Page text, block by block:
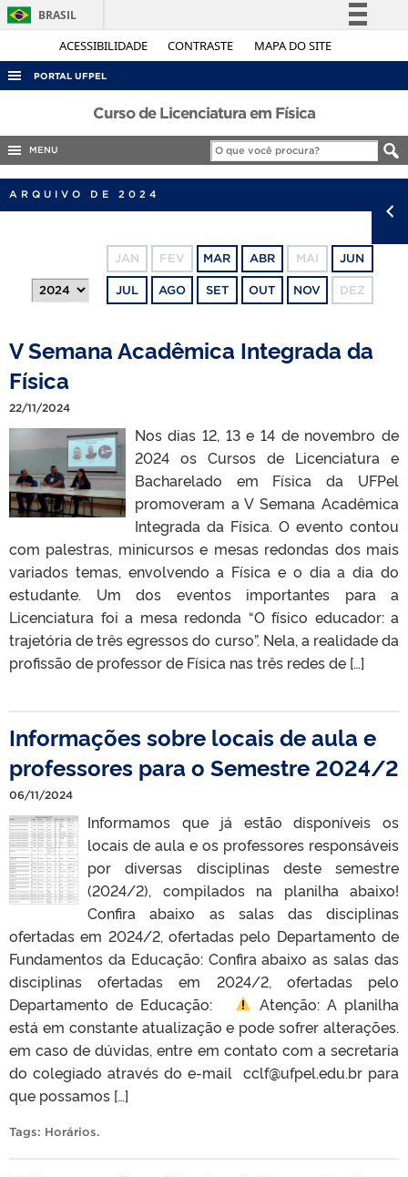
ACESSIBILIDADE CONTRASTE MAPA DO SITE
BRASIL
Simplifique!
Legislação
Canais
PORTAL UFPEL
ACESSO À INFORMAÇÃO
AUDITORIA
CONCURSOS
OUVIDORIA
TELEFONES
Curso de Licenciatura em Física
MENU
ARQUIVO DE 2024
JAN FEV MAR ABR MAI JUN
JUL AGO SET OUT NOV DEZ
V Semana Acadêmica Integrada da
Física
22/11/2024
Nos dias 12, 13 e 14 de novembro de
2024 os Cursos de Licenciatura e
Bacharelado em Física da UFPel
promoveram a V Semana Acadêmica
Integrada da Física. O evento contou
com palestras, minicursos e mesas redondas dos mais
variados temas, envolvendo a Física e o dia a dia do
estudante. Um dos eventos importantes para a
Licenciatura foi a mesa redonda “O físico educador: a
trajetória de três egressos do curso”. Nela, a realidade da
profissão de professor de Física nas três redes de […]
Informações sobre locais de aula e
professores para o Semestre 2024/2
06/11/2024
Informamos que já estão disponíveis os
locais de aula e os professores responsáveis
por diversas disciplinas deste semestre
(2024/2), compilados na planilha abaixo!
Confira abaixo as salas das disciplinas
ofertadas em 2024/2, ofertadas pelo Departamento de
Fundamentos da Educação: Confira abaixo as salas das
disciplinas ofertadas em 2024/2, ofertadas pelo
Departamento de Educação:
Atenção: A planilha
está em constante atualização e pode sofrer alterações.
em caso de dúvidas, entre em contato com a secretaria
do colegiado através do e-mail cclf@ufpel.edu.br para
que possamos […]
Tags: Horários.